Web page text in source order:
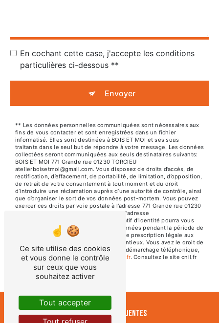
En cochant cette case, j'accepte les conditions
particulières ci-dessous **
Envoyer
** Les données personnelles communiquées sont nécessaires aux
fins de vous contacter et sont enregistrées dans un fichier
informatisé. Elles sont destinées à BOIS ET MOI et ses sous-
traitants dans le seul but de répondre à votre message. Les données
collectées seront communiquées aux seuls destinataires suivants:
BOIS ET MOI 771 Grande rue 01230 TORCIEU
atelierboisetmoi@gmail.com. Vous disposez de droits d’accès, de
rectification, d’effacement, de portabilité, de limitation, d’opposition,
de retrait de votre consentement à tout moment et du droit
d’introduire une réclamation auprès d’une autorité de contrôle, ainsi
que d’organiser le sort de vos données post-mortem. Vous pouvez
exercer ces droits par voie postale à l'adresse 771 Grande rue 01230
TORCIEU ou par courrier électronique à l'adresse
atelierboisetmoi@gmail.com. Un justificatif d'identité pourra vous
être demandé. Nous conservons vos données pendant la période de
prise de contact puis pendant la durée de prescription légale aux
fins probatoires et de gestion des contentieux. Vous avez le droit de
vous inscrire sur la liste d'opposition au démarchage téléphonique,
disponible à cette adresse:Bloctel.gouv.fr. Consultez le site cnil.fr
pour plus d’informations sur vos droits.
Recherches fréquentes
Ce site utilise des cookies
et vous donne le contrôle
sur ceux que vous
souhaitez activer
Tout accepter